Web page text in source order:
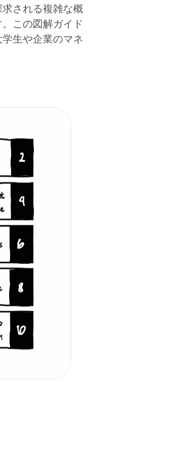
される複雑な概
この図解ガイド
生や企業のマネ